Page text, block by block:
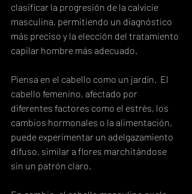
clasificar la progresión de la calvicie
masculina, permitiendo un diagnóstico
más preciso y la elección del tratamiento
capilar hombre más adecuado.
Piensa en el cabello como un jardín.  El
cabello femenino, afectado por
diferentes factores como el estrés, los
cambios hormonales o la alimentación,
puede experimentar un adelgazamiento
difuso, similar a flores marchitándose
sin un patrón claro.